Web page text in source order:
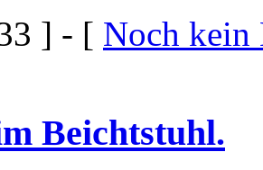
] - [ Noch kein
Beichtstuhl.